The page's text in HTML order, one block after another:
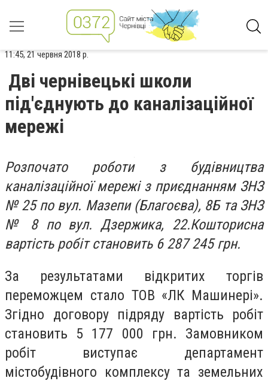
11:45, 21 червня 2018 р.
Дві чернівецькі школи
під'єднують до каналізаційної
мережі
Розпочато роботи з будівництва
каналізаційної мережі з приєднанням ЗНЗ
№ 25 по вул. Мазепи (Благоєва), 8Б та ЗНЗ
№ 8 по вул. Дзержика, 22.Кошторисна
вартість робіт становить 6 287 245 грн.
За результатами відкритих торгів
переможцем стало ТОВ «ЛК Машинері».
Згідно договору підряду вартість робіт
становить 5 177 000 грн. Замовником
робіт виступає департамент
містобудівного комплексу та земельних